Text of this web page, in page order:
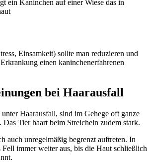
Einsamkeit) sollte man reduzieren und
einen kaninchenerfahrenen
bei Haarausfall
Haarausfall, sind im Gehege oft ganze
Tier haart beim Streicheln zudem stark.
auch unregelmäßig begrenzt auftreten. In
Fell immer weiter aus, bis die Haut schließlich